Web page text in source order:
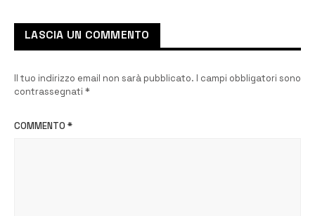
in chiesa Madre
LASCIA UN COMMENTO
Il tuo indirizzo email non sarà pubblicato. I campi obbligatori sono
contrassegnati *
COMMENTO *